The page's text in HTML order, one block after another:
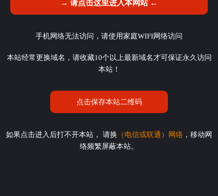
→ 请点击这里进入本网站 ←
手机网络无法访问，请使用家庭WIFI网络访问
本站经常更换域名，请收藏10个以上最新域名才可保证永久访问
本站！
点击保存本站二维码
如果点击进入后打不开本站， 请换 （电信或联通）网络 ，移动网
络频繁屏蔽本站。